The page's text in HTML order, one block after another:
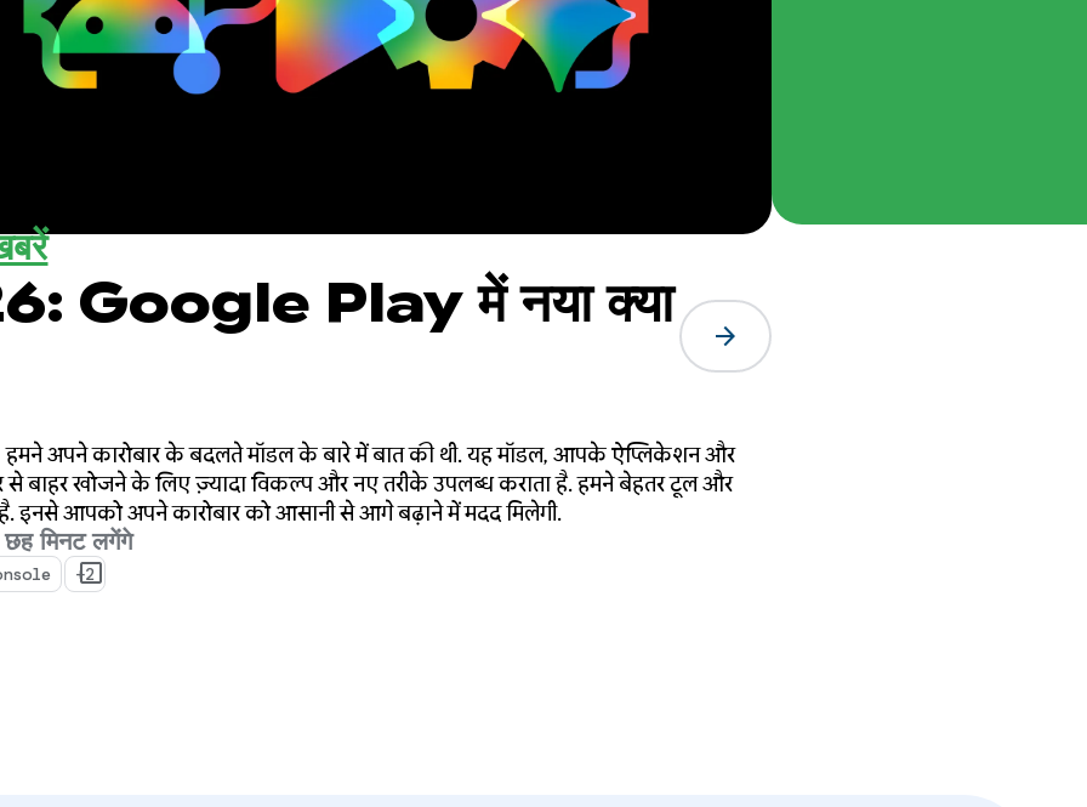
Google Play में नया क्या arrow_forward
अपने कारोबार के बदलते मॉडल के बारे में बात की थी. यह मॉडल, आपके ऐप्लिकेशन और
से बाहर खोजने के लिए ज़्यादा विकल्प और नए तरीके उपलब्ध कराता है. हमने बेहतर टूल और
इनसे आपको अपने कारोबार को आसानी से आगे बढ़ाने में मदद मिलेगी.
मिनट लगेंगे
+2